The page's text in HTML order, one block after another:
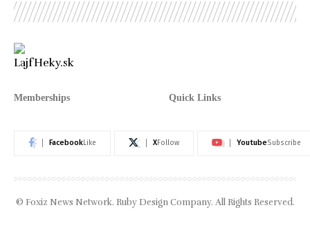
Memberships Quick Links
FacebookLike XFollow YoutubeSubscribe
© Foxiz News Network. Ruby Design Company. All Rights Reserved.